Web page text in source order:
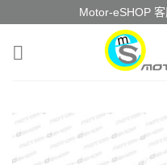
content
Motor-eSHOP 客